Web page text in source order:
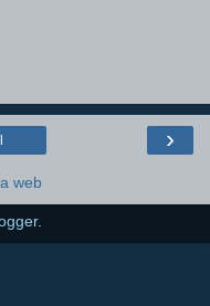
›
web
.